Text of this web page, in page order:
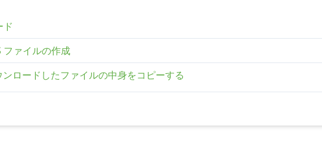
ド
ファイルの作成
ロードしたファイルの中身をコピーする